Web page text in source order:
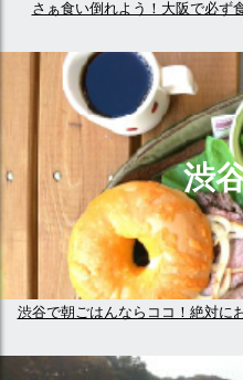
さぁ食い倒れよう！大阪で必ず
渋
渋谷で朝ごはんならココ！絶対に